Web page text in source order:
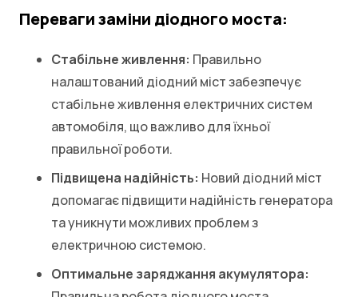
Переваги заміни діодного моста:
Стабільне живлення: Правильно
налаштований діодний міст забезпечує
стабільне живлення електричних систем
автомобіля, що важливо для їхньої
правильної роботи.
Підвищена надійність: Новий діодний міст
допомагає підвищити надійність генератора
та уникнути можливих проблем з
електричною системою.
Оптимальне заряджання акумулятора: